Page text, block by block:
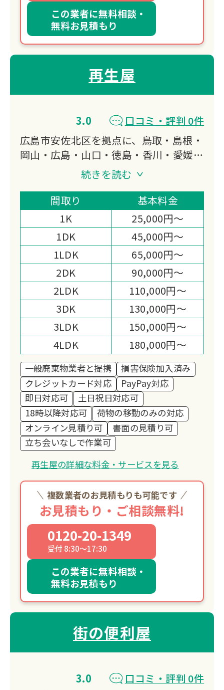
この業者に無料相談・
無料お見積もり
再生屋
3.0
口コミ・評判 0件
広島市安佐北区を拠点に、鳥取・島根・
岡山・広島・山口・徳島・香川・愛媛・
高知の中国・四国9県で遺品整理・生前
整理・空き家片付けに24時間対応して
います。
開業17年の先駆者として、墓じまい・
お墓の引っ越しまで担う終活サポートと
損害保険加入の体制が選ばれる理由で
続きを読む
間取り
基本料金
1K
25,000円～
1DK
45,000円～
1LDK
65,000円～
2DK
90,000円～
2LDK
110,000円～
3DK
130,000円～
3LDK
150,000円～
4LDK
180,000円～
一般廃棄物業者と提携
損害保険加入済み
クレジットカード対応
PayPay対応
即日対応可
土日祝日対応可
18時以降対応可
荷物の移動のみの対応
オンライン見積り可
書面の見積り可
立ち会いなしで作業可
再生屋の詳細な料金・サービスを見る
複数業者のお見積もりも可能です
お見積もり・ご相談無料!
0120-20-1349
受付 8:30～17:30
この業者に無料相談・
無料お見積もり
街の便利屋
3.0
口コミ・評判 0件